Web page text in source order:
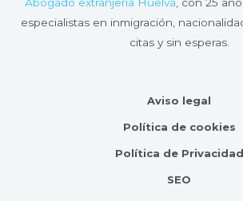
b
o
o
k
t
e
a
g
a
s
a
p
especialistas en inmigración,
citas y sin esperas.
Aviso legal
Política de cookies
Política de Privacidad
SEO